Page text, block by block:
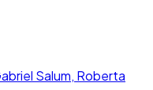
Salum, Roberta